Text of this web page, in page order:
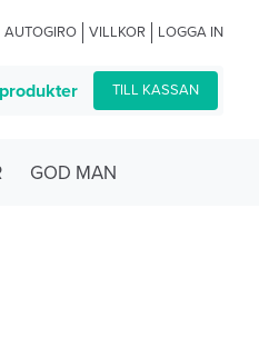
AUTOGIRO VILLKOR LOGGA IN
produkter TILL KASSAN
GOD MAN